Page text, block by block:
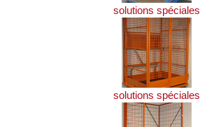
solutions spéciales
solutions spéciales